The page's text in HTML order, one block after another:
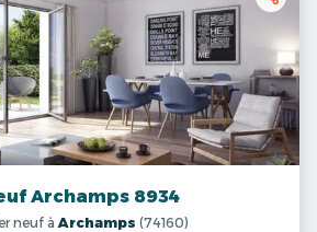
Archamps 8934
neuf àArchamps (74160)